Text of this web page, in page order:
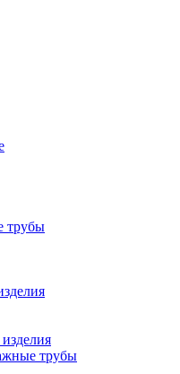
трубы
трубы